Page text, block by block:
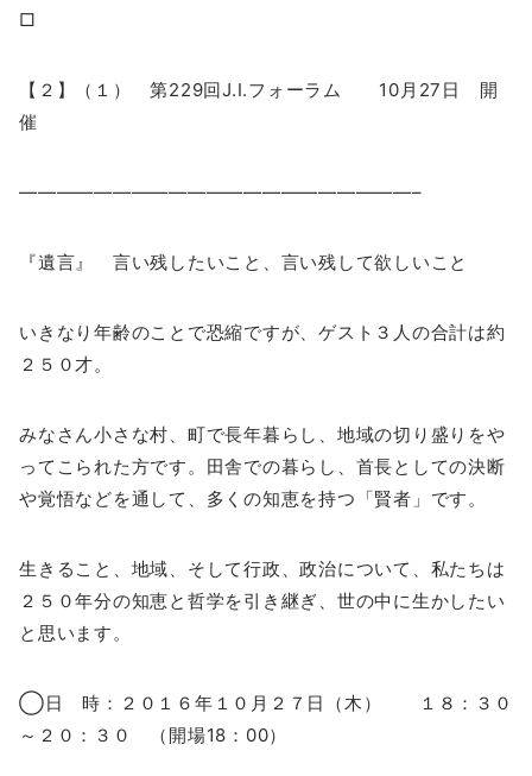
□
【２】（１） 第229回J.I.フォーラム 10月27日 開
催
—————————————————————–
『遺言』 言い残したいこと、言い残して欲しいこと
いきなり年齢のことで恐縮ですが、ゲスト３人の合計は約
２５０才。
みなさん小さな村、町で長年暮らし、地域の切り盛りをや
ってこられた方です。田舎での暮らし、首長としての決断
や覚悟などを通して、多くの知恵を持つ「賢者」です。
生きること、地域、そして行政、政治について、私たちは
２５０年分の知恵と哲学を引き継ぎ、世の中に生かしたい
と思います。
◯日 時：２０１６年１０月２７日（木） １８：３０
～２０：３０ （開場18：00）